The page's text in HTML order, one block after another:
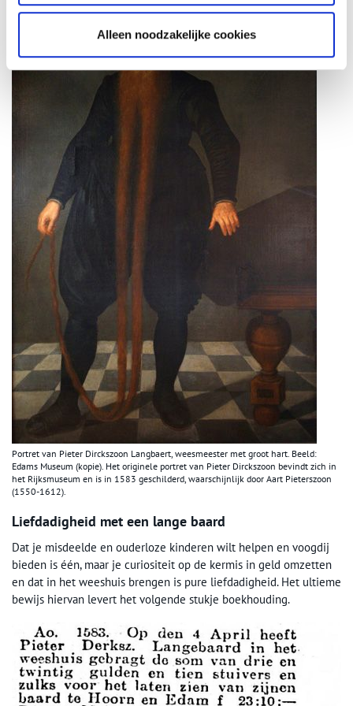
Alleen noodzakelijke cookies
Portret van Pieter Dirckszoon Langbaert, weesmeester met groot hart. Beeld:
Edams Museum (kopie). Het originele portret van Pieter Dirckszoon bevindt zich in
het Rijksmuseum en is in 1583 geschilderd, waarschijnlijk door Aart Pieterszoon
(1550-1612).
Liefdadigheid met een lange baard
Dat je misdeelde en ouderloze kinderen wilt helpen en voogdij
bieden is één, maar je curiositeit op de kermis in geld omzetten
en dat in het weeshuis brengen is pure liefdadigheid. Het ultieme
bewijs hiervan levert het volgende stukje boekhouding.